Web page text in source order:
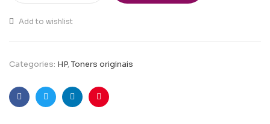
Add to wishlist
Categories: HP,Toners originais
FacebookTwitterLinkedinPinterest